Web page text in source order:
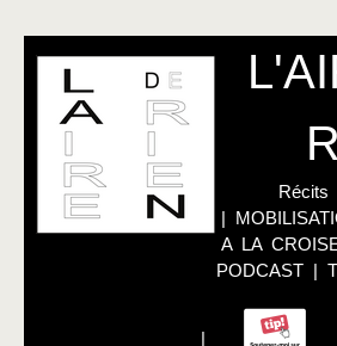
Récits
|
A LA
PODCAST|
|